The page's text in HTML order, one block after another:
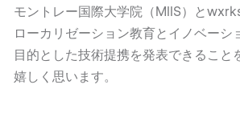
モントレー国際大学院（MIIS）と
ローカリゼーション教育とイノベーシ
目的とした技術提携を発表できること
嬉しく思います。